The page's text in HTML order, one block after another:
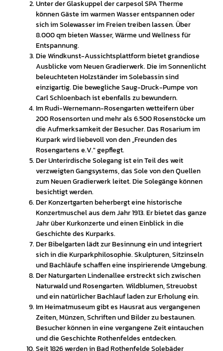
Unter der Glaskuppel der carpesol SPA Therme
können Gäste im warmen Wasser entspannen oder
sich im Solewasser im Freien treiben lassen. Über
8.000 qm bieten Wasser, Wärme und Wellness für
Entspannung.
Die Windkunst-Aussichtsplattform bietet grandiose
Ausblicke vom Neuen Gradierwerk. Die im Sonnenlicht
beleuchteten Holzständer im Solebassin sind
einzigartig. Die bewegliche Saug-Druck-Pumpe von
Carl Schloenbach ist ebenfalls zu bewundern.
Im Rudi-Wernemann-Rosengarten wetteifern über
200 Rosensorten und mehr als 6.500 Rosenstöcke um
die Aufmerksamkeit der Besucher. Das Rosarium im
Kurpark wird liebevoll von den „Freunden des
Rosengartens e.V." gepflegt.
Der Unterirdische Solegang ist ein Teil des weit
verzweigten Gangsystems, das Sole von den Quellen
zum Neuen Gradierwerk leitet. Die Solegänge können
besichtigt werden.
Der Konzertgarten beherbergt eine historische
Konzertmuschel aus dem Jahr 1913. Er bietet das ganze
Jahr über Kurkonzerte und einen Einblick in die
Geschichte des Kurparks.
Der Bibelgarten lädt zur Besinnung ein und integriert
sich in die Kurparkphilosophie. Skulpturen, Sitzinseln
und Bachläufe schaffen eine inspirierende Umgebung.
Der Naturgarten Lindenallee erstreckt sich zwischen
Naturwald und Rosengarten. Wildblumen, Streuobst
und ein natürlicher Bachlauf laden zur Erholung ein.
Im Heimatmuseum gibt es Hausrat aus vergangenen
Zeiten, Münzen, Schriften und Bilder zu bestaunen.
Besucher können in eine vergangene Zeit eintauchen
und die Geschichte Rothenfeldes entdecken.
Seit 1826 werden in Bad Rothenfelde Solebäder